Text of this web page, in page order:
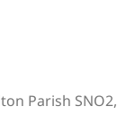
Parish SNO2,